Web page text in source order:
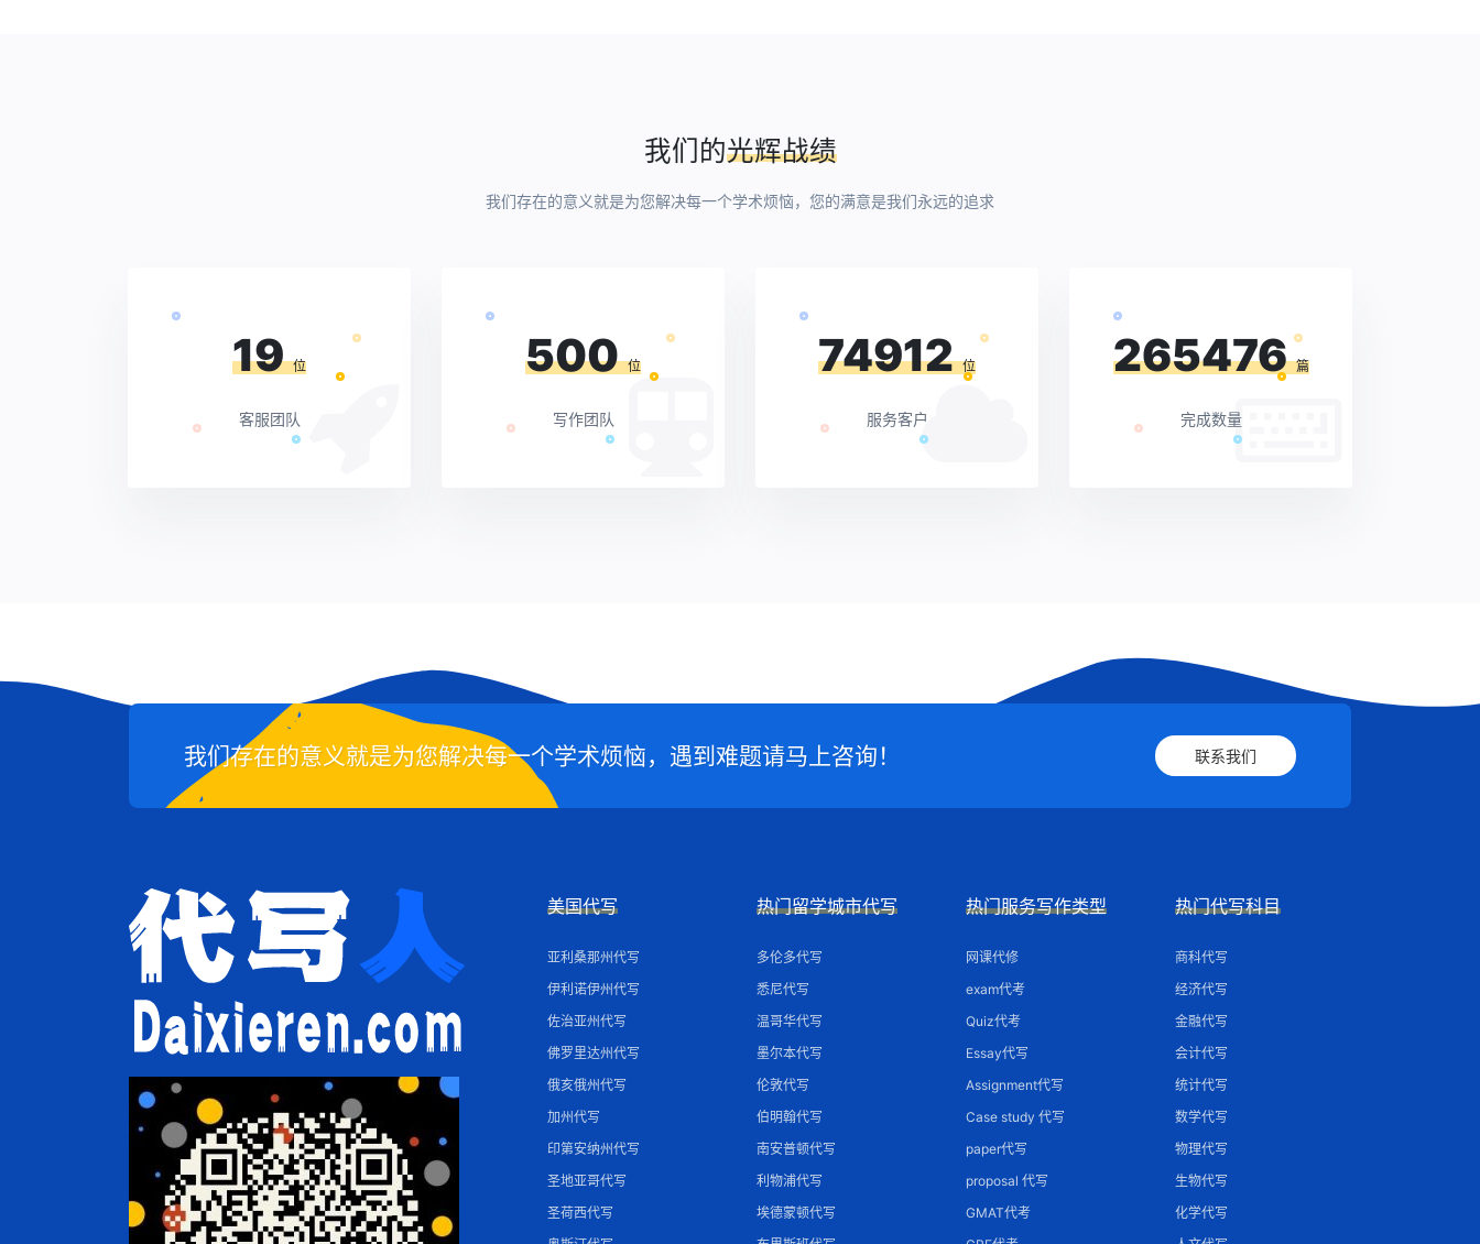
我们的光辉战绩
我们存在的意义就是为您解决每一个学术烦恼，您的满意是我们永远的追求
19 位
客服团队
500 位
写作团队
74912 位
服务客户
265476 篇
完成数量
我们存在的意义就是为您解决每一个学术烦恼，遇到难题请马上咨询！ 联系我们
美国代写
亚利桑那州代写
伊利诺伊州代写
佐治亚州代写
佛罗里达州代写
俄亥俄州代写
加州代写
印第安纳州代写
圣地亚哥代写
圣荷西代写
热门留学城市代写
多伦多代写
悉尼代写
温哥华代写
墨尔本代写
伦敦代写
伯明翰代写
南安普顿代写
利物浦代写
埃德蒙顿代写
热门服务写作类型
网课代修
exam代考
Quiz代考
Essay代写
Assignment代写
Case study 代写
paper代写
proposal 代写
GMAT代考
热门代写科目
商科代写
经济代写
金融代写
会计代写
统计代写
数学代写
物理代写
生物代写
化学代写